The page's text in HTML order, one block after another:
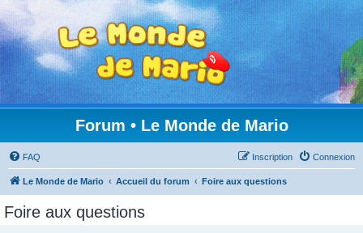
Forum • Le Monde de Mario
FAQ Connexion
Inscription
Le Monde de Mario Accueil du forum Foire aux questions
Foire aux questions